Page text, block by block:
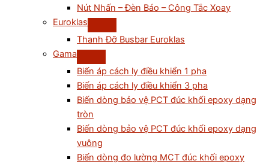
Nút Nhấn – Đèn Báo – Công Tắc Xoay
Euroklas
Thanh Đỡ Busbar Euroklas
Gama
Biến áp cách ly điều khiển 1 pha
Biến áp cách ly điều khiển 3 pha
Biến dòng bảo vệ PCT đúc khối epoxy dạng
tròn
Biến dòng bảo vệ PCT đúc khối epoxy dạng
vuông
Biến dòng đo lường MCT đúc khối epoxy